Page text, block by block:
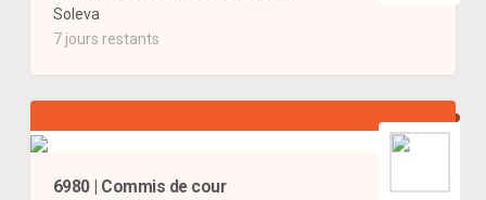
Soleva
7 jours restants
6980 | Commis de cour